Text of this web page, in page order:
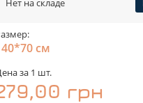
Нет на складе
см
за 1 шт.
грн